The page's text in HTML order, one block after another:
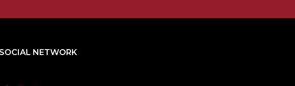
SOCIAL NETWORK